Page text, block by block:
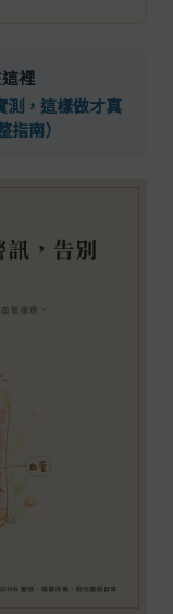
裡
，這樣做才真
南）